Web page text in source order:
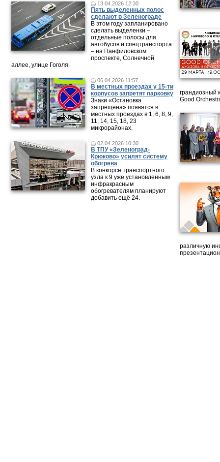
13.04.2026 12:30
Пять выделенных полос
сделают в Зеленограде
В этом году запланировано
сделать выделенки –
отдельные полосы для
автобусов и спецтранспорта
– на Панфиловском
проспекте, Солнечной
аллее, улице Гоголя.
06.04.2026 11:57
В местных проездах у 15-ти
корпусов запретят парковку
Знаки «Остановка
запрещена» появятся в
местных проездах в 1, 6, 8, 9,
11, 14, 15, 18, 23
микрорайонах.
02.04.2026 10:30
В ТПУ «Зеленоград-
Крюково» усилят систему
обогрева
В конкорсе транспортного
узла к 9 уже установленным
инфракрасным
обогревателям планируют
добавить ещё 24.
грандиозный
Good
различную